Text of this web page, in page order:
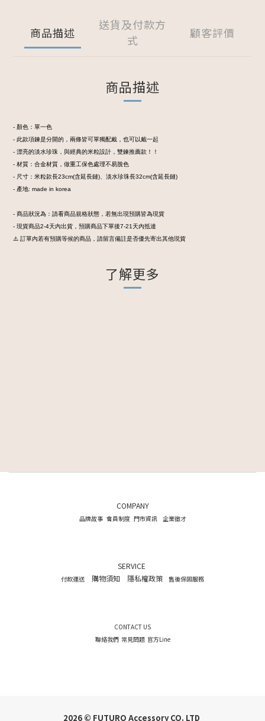
商品描述
送貨及付款方
式
顧客評價
商品描述
- 顏色：單一色
- 此款項鍊是分開的，兩條皆可單獨配戴，也可以戴一起
- 漂亮的淡水珍珠，與經典的米粒設計，雙鍊推薦款！！
- 材質：合金材質，做重工保色處理不易脫色
- 尺寸：米粒款長23cm(含延長鏈)、淡水珍珠長32cm(含延長鏈)
- 產地: made in korea
- 商品狀況為：請看商品規格狀態，若無出現預購皆為現貨
- 現貨商品2-4天內出貨，預購商品下單後7-21天內抵達
⚠️ 訂單內若有預購等候的商品，請留言備註是否優先寄出其他現貨
了解更多
COMPANY
品牌故事 會員制度 門市資訊 企業徵才
SERVICE
付款運送 購物須知 隱私權政策 售後保固服務
CONTACT US
聯絡我們 常見問題 官方Line
2026 © FUTURO Accessory CO. LTD